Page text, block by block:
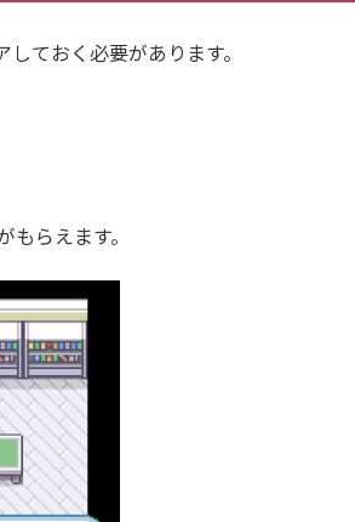
ておく必要があります。
らえます。